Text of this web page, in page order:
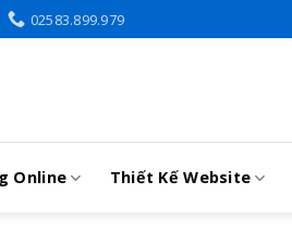
02583.899.979
Online Thiết Kế Website